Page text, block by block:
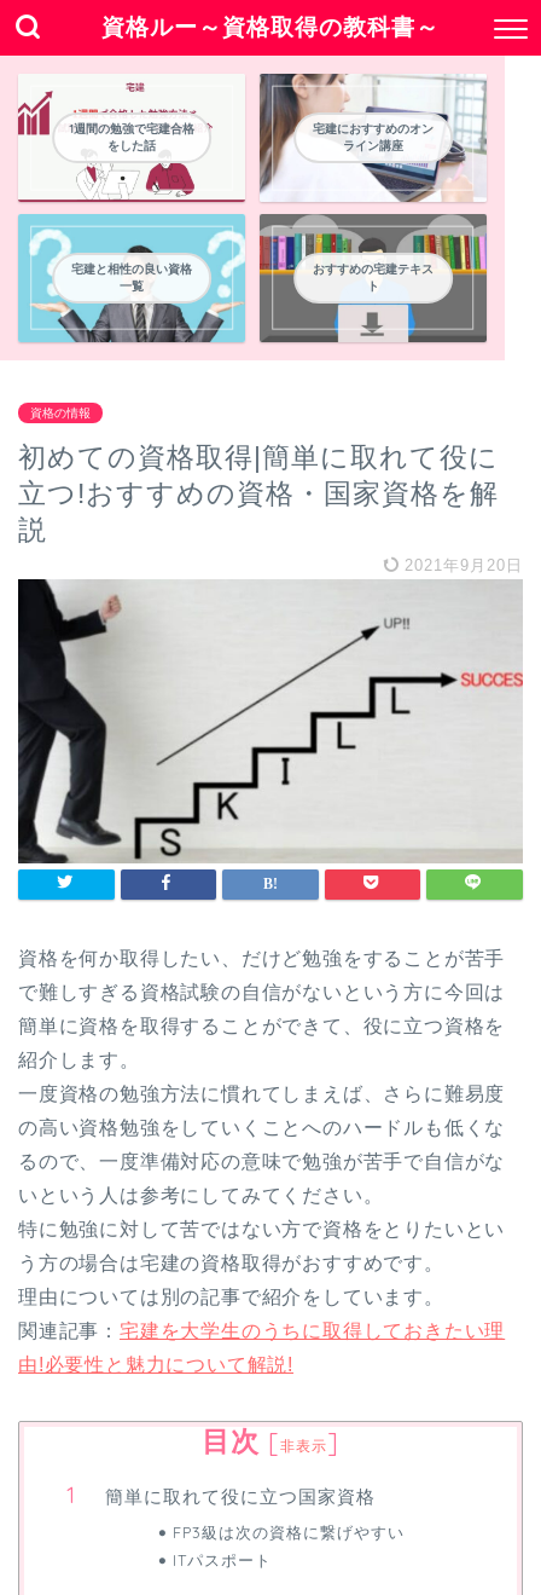
資格ルー～資格取得の教科書～
1週間の勉強で宅建合格
をした話
宅建におすすめのオン
ライン講座
宅建と相性の良い資格
一覧
おすすめの宅建テキス
ト
資格の情報
初めての資格取得|簡単に取れて役に
立つ!おすすめの資格・国家資格を解
説
2021年9月20日
資格を何か取得したい、だけど勉強をすることが苦手
で難しすぎる資格試験の自信がないという方に今回は
簡単に資格を取得することができて、役に立つ資格を
紹介します。
一度資格の勉強方法に慣れてしまえば、さらに難易度
の高い資格勉強をしていくことへのハードルも低くな
るので、一度準備対応の意味で勉強が苦手で自信がな
いという人は参考にしてみてください。
特に勉強に対して苦ではない方で資格をとりたいとい
う方の場合は宅建の資格取得がおすすめです。
理由については別の記事で紹介をしています。
関連記事： 宅建を大学生のうちに取得しておきたい理
由!必要性と魅力について解説!
目次 [非表示]
簡単に取れて役に立つ国家資格
FP3級は次の資格に繋げやすい
ITパスポート